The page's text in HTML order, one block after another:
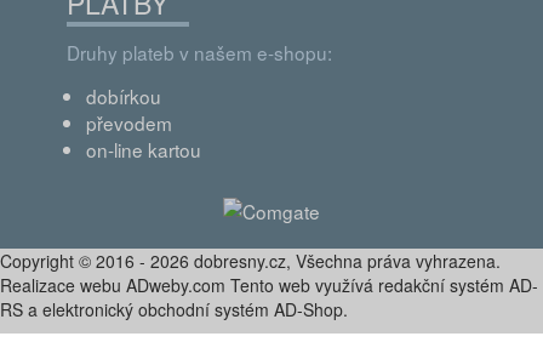
Druhy plateb v našem e-shopu:
dobírkou
převodem
on-line kartou
Copyright © 2016 - 2026 dobresny.cz, Všechna práva vyhrazena.
Realizace webu ADweby.com Tento web využívá redakční systém AD-
RS a elektronický obchodní systém AD-Shop.